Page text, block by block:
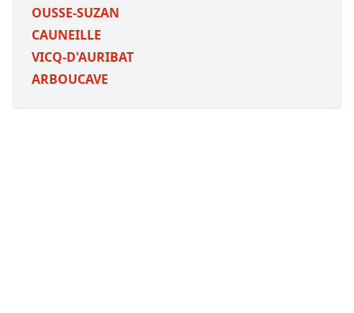
OUSSE-SUZAN
CAUNEILLE
VICQ-D'AURIBAT
ARBOUCAVE